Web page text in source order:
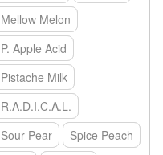
Mellow Melon
P. Apple Acid
Pistache Milk
R.A.D.I.C.A.L.
Sour Pear
Spice Peach